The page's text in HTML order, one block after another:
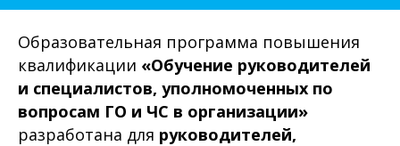
Образовательная программа повышения
квалификации «Обучение руководителей
и специалистов, уполномоченных по
вопросам ГО и ЧС в организации»
разработана для руководителей,